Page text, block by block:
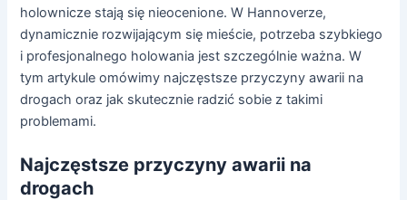
holownicze stają się nieocenione. W Hannoverze,
dynamicznie rozwijającym się mieście, potrzeba szybkiego
i profesjonalnego holowania jest szczególnie ważna. W
tym artykule omówimy najczęstsze przyczyny awarii na
drogach oraz jak skutecznie radzić sobie z takimi
problemami.
Najczęstsze przyczyny awarii na
drogach